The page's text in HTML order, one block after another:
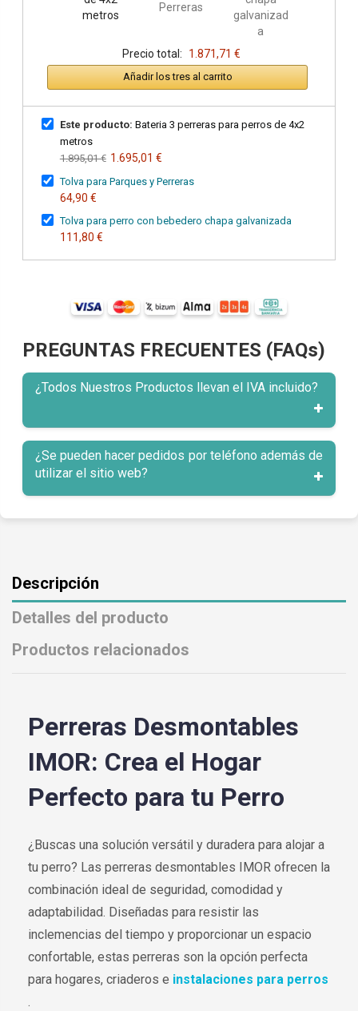
Precio total: 1.871,71 €
Añadir los tres al carrito
Este producto: Bateria 3 perreras para perros de 4x2
metros
1.895,01 € 1.695,01 €
Tolva para Parques y Perreras
64,90 €
Tolva para perro con bebedero chapa galvanizada
111,80 €
PREGUNTAS FRECUENTES (FAQs)
¿Todos Nuestros Productos llevan el IVA incluido?
¿Se pueden hacer pedidos por teléfono además de
utilizar el sitio web?
Descripción
Detalles del producto
Productos relacionados
Perreras Desmontables
IMOR: Crea el Hogar
Perfecto para tu Perro
¿Buscas una solución versátil y duradera para alojar a
tu perro? Las perreras desmontables IMOR ofrecen la
combinación ideal de seguridad, comodidad y
adaptabilidad. Diseñadas para resistir las
inclemencias del tiempo y proporcionar un espacio
confortable, estas perreras son la opción perfecta
para hogares, criaderos e instalaciones para perros
.